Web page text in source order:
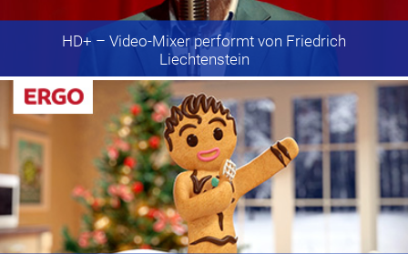
HD+ – Video-Mixer performt von Friedrich
Liechtenstein